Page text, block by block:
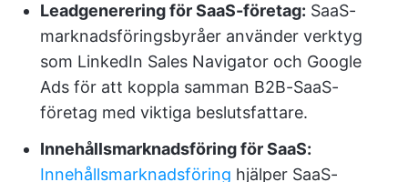
Leadgenerering för SaaS-företag: SaaS-
marknadsföringsbyråer använder verktyg
som LinkedIn Sales Navigator och Google
Ads för att koppla samman B2B-SaaS-
företag med viktiga beslutsfattare.
Innehållsmarknadsföring för SaaS:
Innehållsmarknadsföring hjälper SaaS-